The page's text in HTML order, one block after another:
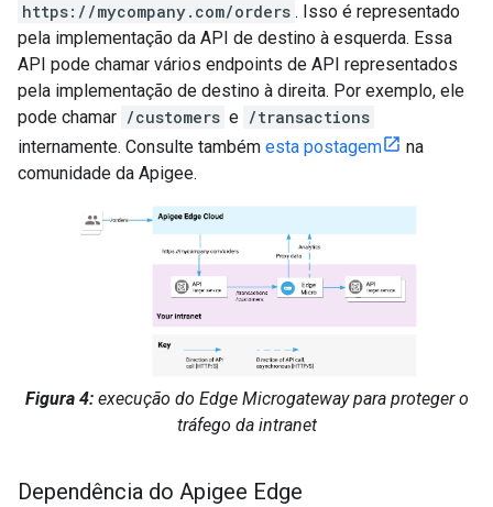
https://mycompany.com/orders . Isso é representado
pela implementação da API de destino à esquerda. Essa
API pode chamar vários endpoints de API representados
pela implementação de destino à direita. Por exemplo, ele
pode chamar /customers e /transactions
internamente. Consulte também esta postagem
na
comunidade da Apigee.
Figura 4: execução do Edge Microgateway para proteger o
tráfego da intranet
Dependência do Apigee Edge